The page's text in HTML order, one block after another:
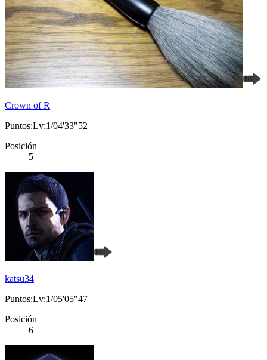
Crown of R
Puntos:Lv:1/04'33"52
Posición
5
katsu34
Puntos:Lv:1/05'05"47
Posición
6